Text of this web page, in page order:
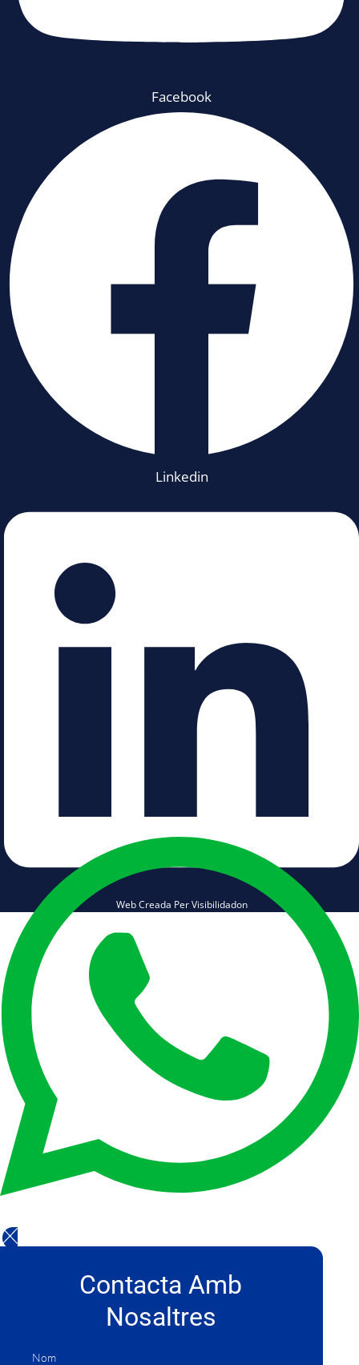
Facebook
Linkedin
Web Creada Per Visibilidadon
Contacta Amb
Nosaltres
Nom